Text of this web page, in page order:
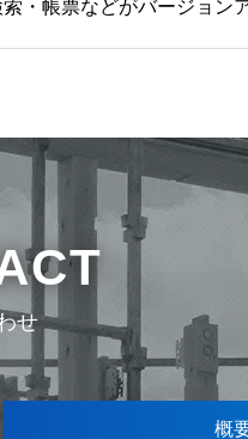
・帳票などがバージョン
せ
概